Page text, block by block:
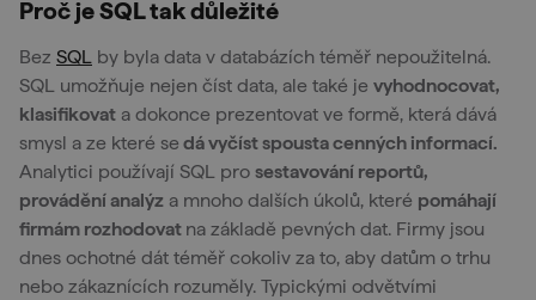
Proč je SQL tak důležité
Bez SQL by byla data v databázích téměř nepoužitelná.
SQL umožňuje nejen číst data, ale také je vyhodnocovat,
klasifikovat a dokonce prezentovat ve formě, která dává
smysl a ze které se dá vyčíst spousta cenných informací.
Analytici používají SQL pro sestavování reportů,
provádění analýz a mnoho dalších úkolů, které pomáhají
firmám rozhodovat na základě pevných dat. Firmy jsou
dnes ochotné dát téměř cokoliv za to, aby datům o trhu
nebo zákaznících rozuměly. Typickými odvětvími